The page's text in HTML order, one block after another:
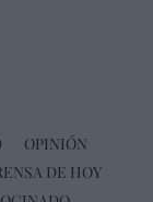
OPINIÓN
DE HOY